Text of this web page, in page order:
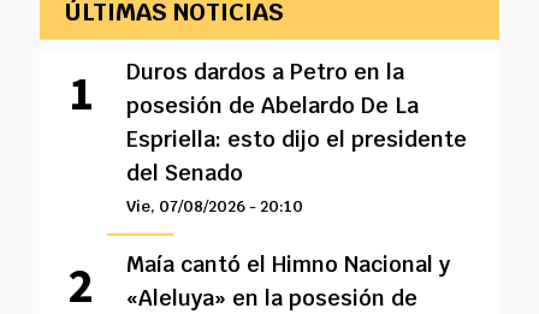
ÚLTIMAS NOTICIAS
Duros dardos a Petro en la
posesión de Abelardo De La
Espriella: esto dijo el presidente
del Senado
Vie, 07/08/2026 - 20:10
Maía cantó el Himno Nacional y
«Aleluya» en la posesión de